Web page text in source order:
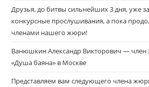
Друзья, до битвы сильнейших 3 дня, уже
конкурсные прослушивания, а пока
членами нашего жюри!
Ванюшкин Александр Викторович — член
«Душа баяна» в Москве
Представляем вам следующего члена